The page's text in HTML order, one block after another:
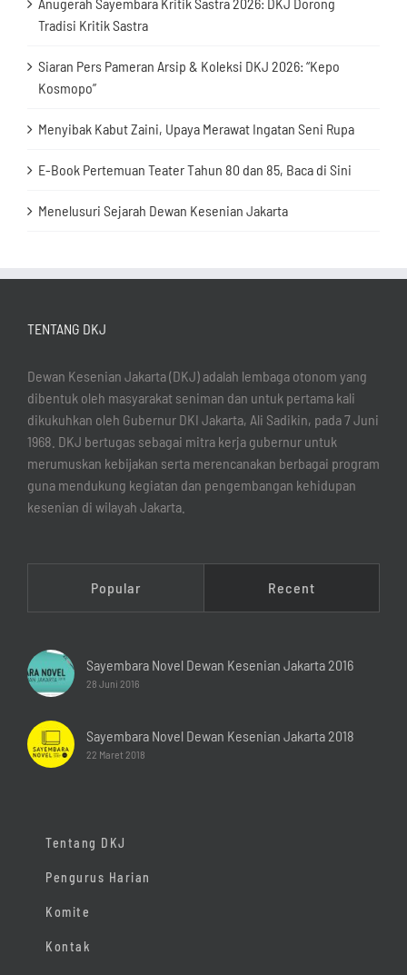
Anugerah Sayembara Kritik Sastra 2026: DKJ Dorong
Tradisi Kritik Sastra
Siaran Pers Pameran Arsip & Koleksi DKJ 2026: “Kepo
Kosmopo”
Menyibak Kabut Zaini, Upaya Merawat Ingatan Seni Rupa
E-Book Pertemuan Teater Tahun 80 dan 85, Baca di Sini
Menelusuri Sejarah Dewan Kesenian Jakarta
TENTANG DKJ
Dewan Kesenian Jakarta (DKJ) adalah lembaga otonom yang
dibentuk oleh masyarakat seniman dan untuk pertama kali
dikukuhkan oleh Gubernur DKI Jakarta, Ali Sadikin, pada 7 Juni
1968. DKJ bertugas sebagai mitra kerja gubernur untuk
merumuskan kebijakan serta merencanakan berbagai program
guna mendukung kegiatan dan pengembangan kehidupan
kesenian di wilayah Jakarta.
Popular Recent
Sayembara Novel Dewan Kesenian Jakarta 2016
28 Juni 2016
Sayembara Novel Dewan Kesenian Jakarta 2018
22 Maret 2018
Tentang DKJ
Pengurus Harian
Komite
Kontak